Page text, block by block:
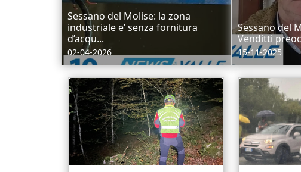
Sessano del Molise: la zona
industriale e’ senza fornitura
d’acqu...
02-04-2026
Sessano del
Venditti
15-11-2025